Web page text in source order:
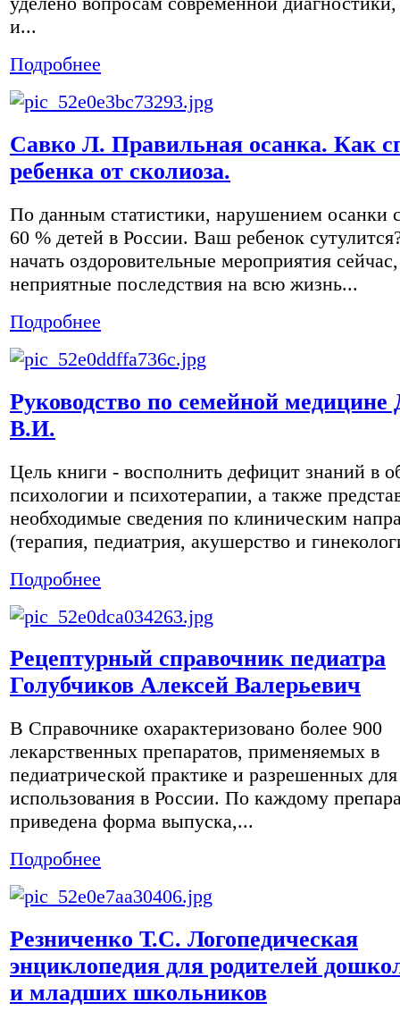
и...
Подробнее
Савко Л. Правильная осанка. Как
ребенка от сколиоза.
По данным статистики, нарушением осанки
60 % детей в России. Ваш ребенок
начать оздоровительные мероприятия
неприятные последствия на всю жизнь...
Подробнее
Руководство по семейной медицине
В.И.
Цель книги - восполнить дефицит знаний в
психологии и психотерапии, а также
необходимые сведения по клиническим
(терапия, педиатрия, акушерство и
Подробнее
Рецептурный справочник педиатра
Голубчиков Алексей Валерьевич
В Справочнике охарактеризовано более 900
лекарственных препаратов, применяемых в
педиатрической практике и разрешенных для
использования в России. По каждому
приведена форма выпуска,...
Подробнее
Резниченко Т.С. Логопедическая
энциклопедия для родителей
и младших школьников